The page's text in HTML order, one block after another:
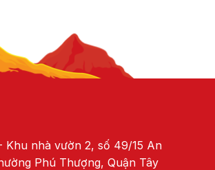
Khu nhà vườn 2, số 49/15 An
Phú Thượng, Quận Tây